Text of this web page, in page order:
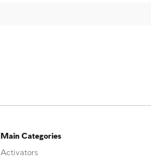
Main Categories
Activators